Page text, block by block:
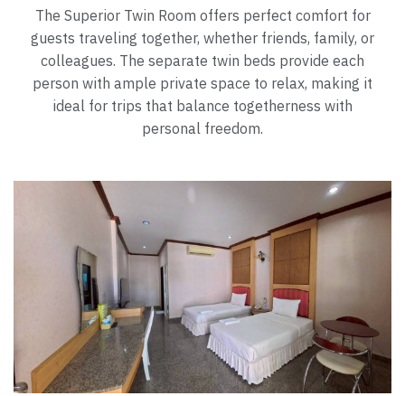
The Superior Twin Room offers perfect comfort for
guests traveling together, whether friends, family, or
colleagues. The separate twin beds provide each
person with ample private space to relax, making it
ideal for trips that balance togetherness with
personal freedom.